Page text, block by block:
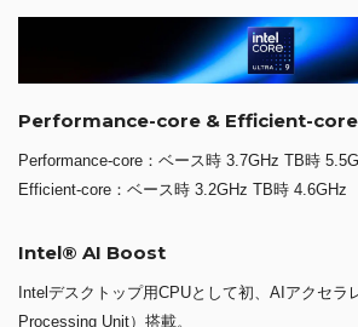
Performance-core & Efficient-core
Performance-core：ベース時 3.7GHz TB時
Efficient-core：ベース時 3.2GHz TB時 4.6GHz
Intel® AI Boost
Intelデスクトップ用CPUとして初、AIアクセラ
Processing Unit）搭載。